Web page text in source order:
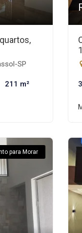
SP
211 m²
para Morar